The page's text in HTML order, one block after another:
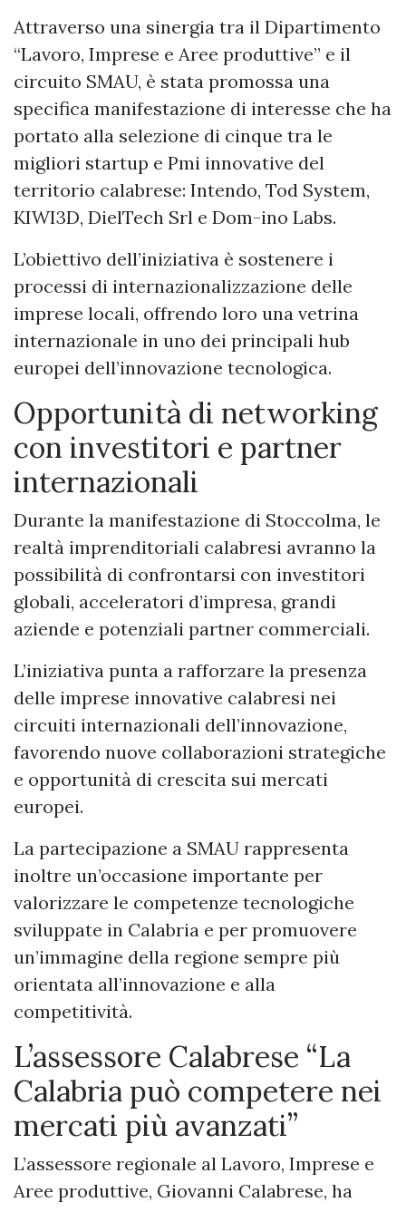
Attraverso una sinergia tra il Dipartimento
“Lavoro, Imprese e Aree produttive” e il
circuito SMAU, è stata promossa una
specifica manifestazione di interesse che ha
portato alla selezione di cinque tra le
migliori startup e Pmi innovative del
territorio calabrese: Intendo, Tod System,
KIWI3D, DielTech Srl e Dom-ino Labs.
L’obiettivo dell’iniziativa è sostenere i
processi di internazionalizzazione delle
imprese locali, offrendo loro una vetrina
internazionale in uno dei principali hub
europei dell’innovazione tecnologica.
Opportunità di networking
con investitori e partner
internazionali
Durante la manifestazione di Stoccolma, le
realtà imprenditoriali calabresi avranno la
possibilità di confrontarsi con investitori
globali, acceleratori d’impresa, grandi
aziende e potenziali partner commerciali.
L’iniziativa punta a rafforzare la presenza
delle imprese innovative calabresi nei
circuiti internazionali dell’innovazione,
favorendo nuove collaborazioni strategiche
e opportunità di crescita sui mercati
europei.
La partecipazione a SMAU rappresenta
inoltre un’occasione importante per
valorizzare le competenze tecnologiche
sviluppate in Calabria e per promuovere
un’immagine della regione sempre più
orientata all’innovazione e alla
competitività.
L’assessore Calabrese “La
Calabria può competere nei
mercati più avanzati”
L’assessore regionale al Lavoro, Imprese e
Aree produttive, Giovanni Calabrese, ha